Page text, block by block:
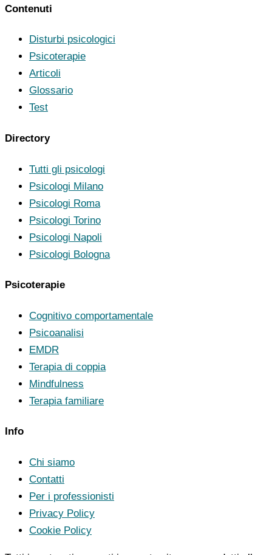
Contenuti
Disturbi psicologici
Psicoterapie
Articoli
Glossario
Test
Directory
Tutti gli psicologi
Psicologi Milano
Psicologi Roma
Psicologi Torino
Psicologi Napoli
Psicologi Bologna
Psicoterapie
Cognitivo comportamentale
Psicoanalisi
EMDR
Terapia di coppia
Mindfulness
Terapia familiare
Info
Chi siamo
Contatti
Per i professionisti
Privacy Policy
Cookie Policy